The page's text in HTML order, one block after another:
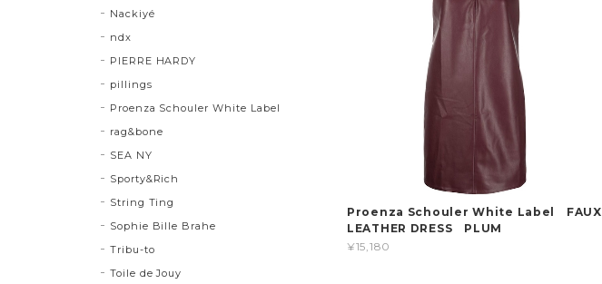
Proenza Schouler White Label FAUX
LEATHER DRESS PLUM
¥15,180
Nackiyé
ndx
PIERRE HARDY
pillings
Proenza Schouler White Label
rag&bone
SEA NY
Sporty&Rich
String Ting
Sophie Bille Brahe
Tribu-to
Toile de Jouy